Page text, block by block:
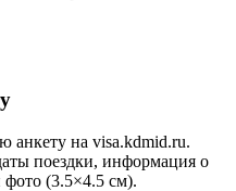
анкету на visa.kdmid.ru.
поездки, информация о
(3.5×4.5 см).